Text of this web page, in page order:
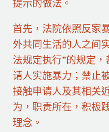
提示的做法。
首先，法院依照反家
外共同生活的人之间
法规定执行”的规定
请人实施暴力；禁止
接触申请人及其相关
为，职责所在，积极
理念。